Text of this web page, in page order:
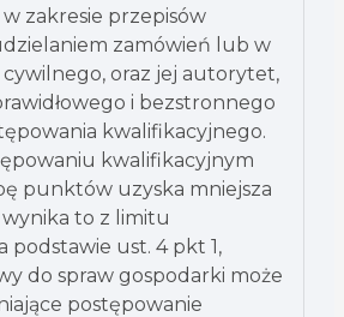
zakresie przepisów
zamówień lub w
cywilnego, oraz jej autorytet,
i bezstronnego
kwalifikacyjnego.
kwalifikacyjnym
punktów uzyska mniejsza
wynika to z limitu
podstawie ust. 4 pkt 1,
do spraw gospodarki może
postępowanie